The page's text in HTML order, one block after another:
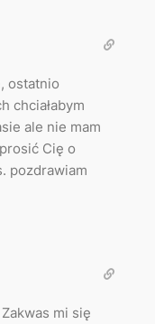
ostatnio
chciałabym
ale nie mam
Cię o
pozdrawiam
mi się